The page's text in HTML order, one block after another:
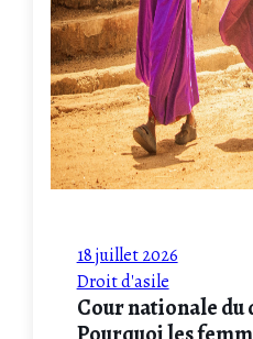
18 juillet 2026
Droit d'asile
Cour nationale du